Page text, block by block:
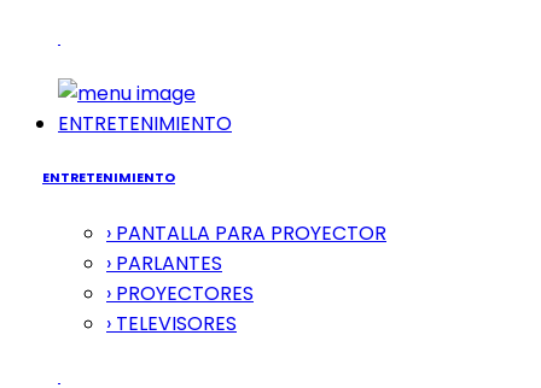
ENTRETENIMIENTO
ENTRETENIMIENTO
› PANTALLA PARA PROYECTOR
› PARLANTES
› PROYECTORES
› TELEVISORES